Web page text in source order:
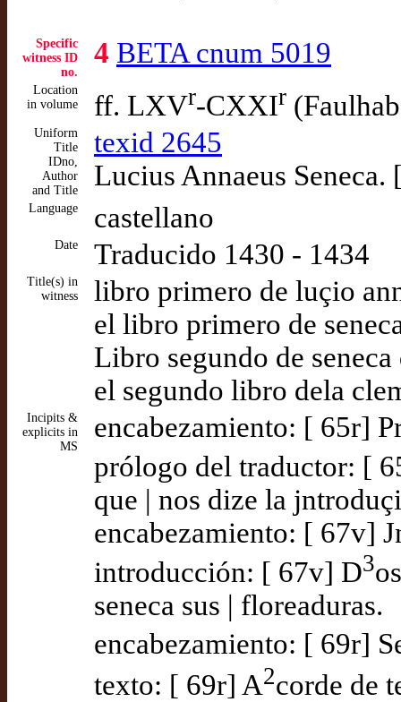
Specific
witness ID
no.
4 BETA cnum 5019
Location
in volume
ff. LXVr-CXXIr
Uniform
Title
IDno,
Author
and Title
texid 2645
Lucius Annaeus
Language castellano
Date Traducido 1430 - 1434
Title(s) in
witness
libro primero de luçio
el libro primero de
Libro segundo de
el segundo libro dela
Incipits &
explicits in
MS
encabezamiento: [ 65r]
prólogo del traductor: [
que | nos dize la
encabezamiento: [ 67v]
introducción: [ 67v] D3
seneca sus | floreaduras.
encabezamiento: [ 69r]
texto: [ 69r] A2corde de